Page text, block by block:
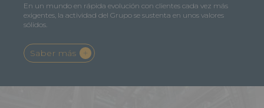
En un mundo en rápida evolución con clientes cada vez más
exigentes, la actividad del Grupo se sustenta en unos valores
sólidos.
Saber más